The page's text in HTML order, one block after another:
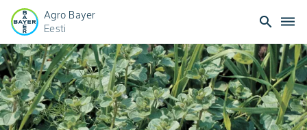
Agro Bayer
Eesti
search dehaze